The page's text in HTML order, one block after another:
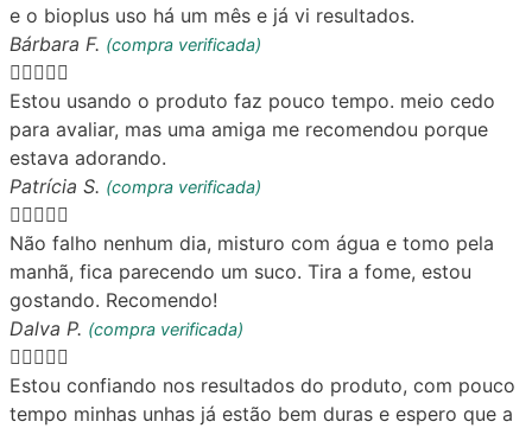
e o bioplus uso há um mês e já vi resultados.
Bárbara F. (compra verificada)

Estou usando o produto faz pouco tempo. meio cedo
para avaliar, mas uma amiga me recomendou porque
estava adorando.
Patrícia S. (compra verificada)

Não falho nenhum dia, misturo com água e tomo pela
manhã, fica parecendo um suco. Tira a fome, estou
gostando. Recomendo!
Dalva P. (compra verificada)

Estou confiando nos resultados do produto, com pouco
tempo minhas unhas já estão bem duras e espero que a